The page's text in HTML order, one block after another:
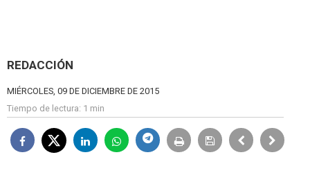
REDACCIÓN
MIÉRCOLES, 09 DE DICIEMBRE DE 2015
Tiempo de lectura: 1 min